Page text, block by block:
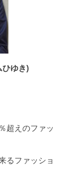
ひゆき)
超えのファッ
るファッショ